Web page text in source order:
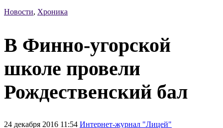
Новости, Хроника
В Финно-угорской
школе провели
Рождественский бал
24 декабря 2016 11:54 Интернет-журнал "Лицей"